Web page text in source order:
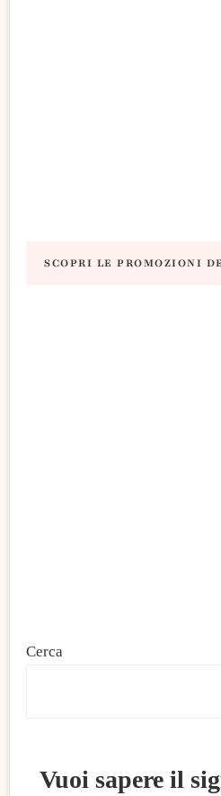
SCOPRI LE PROMOZIONI
Cerca
Vuoi sapere il